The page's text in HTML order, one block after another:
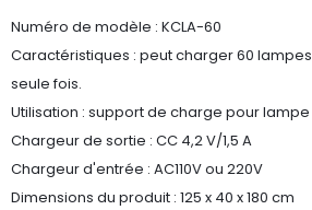
Numéro de modèle : KCLA-60
Caractéristiques : peut charger 60
seule fois.
Utilisation : support de charge pour
Chargeur de sortie : CC 4,2 V/1,5 A
Chargeur d'entrée : AC110V ou 220V
Dimensions du produit : 125 x 40 x 180 cm